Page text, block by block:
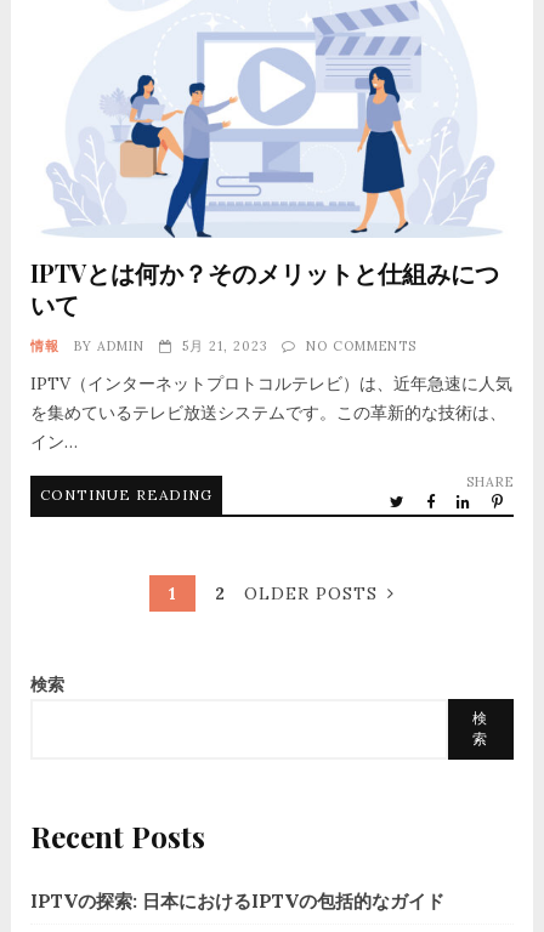
IPTVとは何か？そのメリットと仕組みにつ
いて
情報 BY ADMIN 5月 21, 2023 NO COMMENTS
IPTV（インターネットプロトコルテレビ）は、近年急速に人気
を集めているテレビ放送システムです。この革新的な技術は、
イン…
CONTINUE READING
SHARE
1 2 OLDER POSTS
検索
検
索
Recent Posts
IPTVの探索: 日本におけるIPTVの包括的なガイド